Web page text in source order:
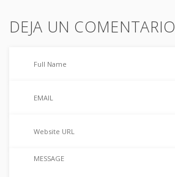
DEJA UN COMENTARIO